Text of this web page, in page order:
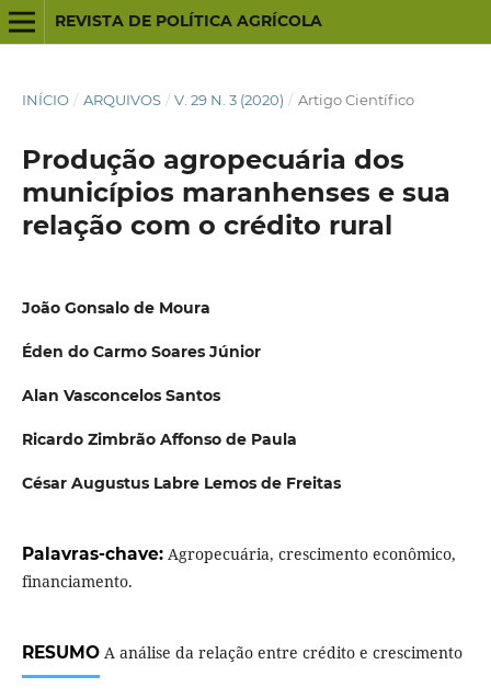
REVISTA DE POLÍTICA AGRÍCOLA
INÍCIO / ARQUIVOS / V. 29 N. 3 (2020) / Artigo Científico
Produção agropecuária dos
municípios maranhenses e sua
relação com o crédito rural
João Gonsalo de Moura
Éden do Carmo Soares Júnior
Alan Vasconcelos Santos
Ricardo Zimbrão Affonso de Paula
César Augustus Labre Lemos de Freitas
Palavras-chave: Agropecuária, crescimento econômico,
financiamento.
RESUMOA análise da relação entre crédito e crescimento